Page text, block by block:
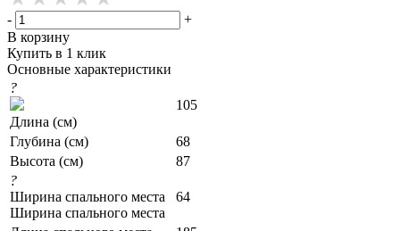
-
+
В корзину
Купить в 1 клик
Основные характеристики
?
Длина (см)
105
Глубина (см)
68
Высота (см)
87
?
Ширина спального места
Ширина спального места
64